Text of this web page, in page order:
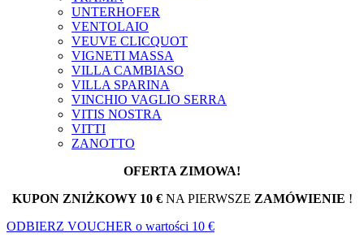
UNTERHOFER
VENTOLAIO
VEUVE CLICQUOT
VIGNETI MASSA
VILLA CAMBIASO
VILLA SPARINA
VINCHIO VAGLIO SERRA
VITIS NOSTRA
VITTI
ZANOTTO
OFERTA ZIMOWA!
KUPON ZNIŻKOWY 10 €NA PIERWSZE ZAMÓWIENIE !
ODBIERZ VOUCHER o wartości 10 €